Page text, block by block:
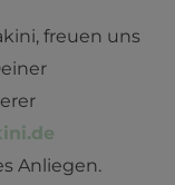
freuen uns
Anliegen.